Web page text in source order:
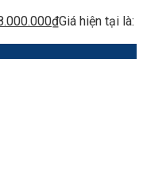
₫Giá hiện tại là: